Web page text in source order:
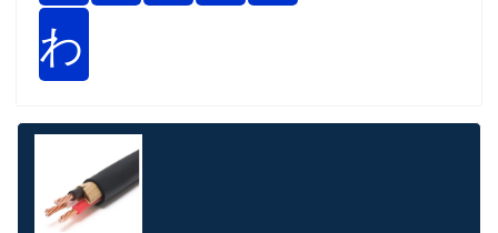
わ